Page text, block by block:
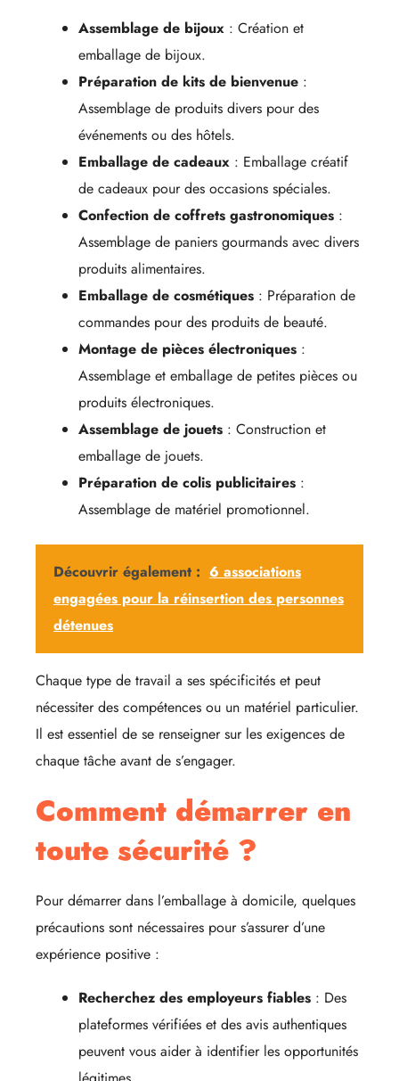
Assemblage de bijoux : Création et
emballage de bijoux.
Préparation de kits de bienvenue :
Assemblage de produits divers pour des
événements ou des hôtels.
Emballage de cadeaux : Emballage créatif
de cadeaux pour des occasions spéciales.
Confection de coffrets gastronomiques :
Assemblage de paniers gourmands avec divers
produits alimentaires.
Emballage de cosmétiques : Préparation de
commandes pour des produits de beauté.
Montage de pièces électroniques :
Assemblage et emballage de petites pièces ou
produits électroniques.
Assemblage de jouets : Construction et
emballage de jouets.
Préparation de colis publicitaires :
Assemblage de matériel promotionnel.
Découvrir également : 6 associations
engagées pour la réinsertion des personnes
détenues
Chaque type de travail a ses spécificités et peut
nécessiter des compétences ou un matériel particulier.
Il est essentiel de se renseigner sur les exigences de
chaque tâche avant de s’engager.
Comment démarrer en
toute sécurité ?
Pour démarrer dans l’emballage à domicile, quelques
précautions sont nécessaires pour s’assurer d’une
expérience positive :
Recherchez des employeurs fiables : Des
plateformes vérifiées et des avis authentiques
peuvent vous aider à identifier les opportunités